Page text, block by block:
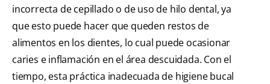
incorrecta de cepillado o de uso de hilo dental, ya
que esto puede hacer que queden restos de
alimentos en los dientes, lo cual puede ocasionar
caries e inflamación en el área descuidada. Con el
tiempo, esta práctica inadecuada de higiene bucal